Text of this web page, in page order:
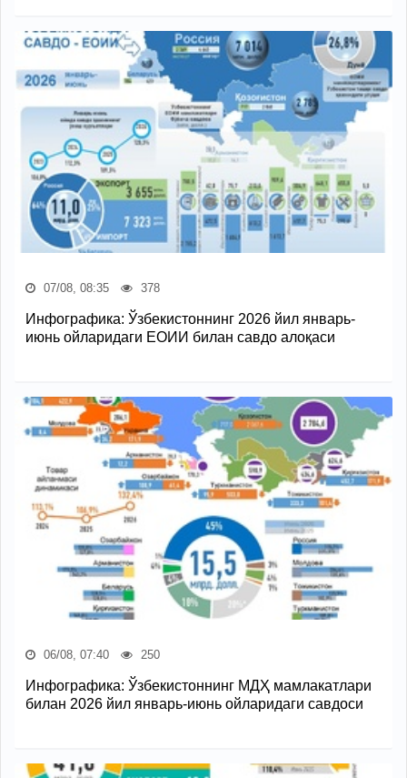
07/08, 08:35 378
Инфографика: Ўзбекистоннинг 2026 йил январь-
июнь ойларидаги ЕОИИ билан савдо алоқаси
06/08, 07:40 250
Инфографика: Ўзбекистоннинг МДҲ мамлакатлари
билан 2026 йил январь-июнь ойларидаги савдоси